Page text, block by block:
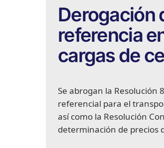
Derogación
referencia
cargas de
Se abrogan la
referencial para el
así como la Resolución
determinación de precios